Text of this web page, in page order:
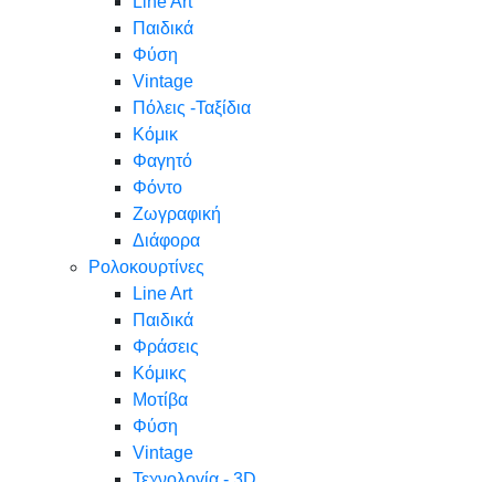
Παιδικά
Φύση
Vintage
Πόλεις -Ταξίδια
Κόμικ
Φαγητό
Φόντο
Ζωγραφική
Διάφορα
Ρολοκουρτίνες
Line Art
Παιδικά
Φράσεις
Κόμικς
Μοτίβα
Φύση
Vintage